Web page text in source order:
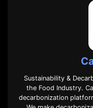
Sustainability &
the Food Industry.
decarbonization